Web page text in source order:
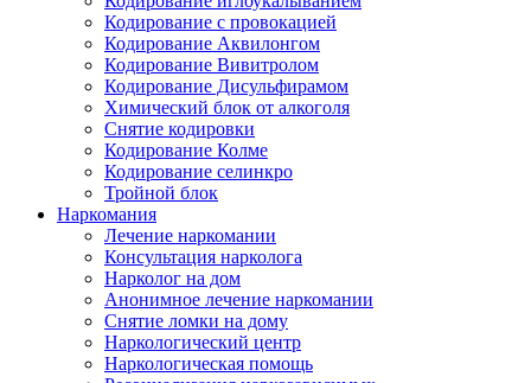
Кодирование с провокацией
Кодирование Аквилонгом
Кодирование Вивитролом
Кодирование Дисульфирамом
Химический блок от алкоголя
Снятие кодировки
Кодирование Колме
Кодирование селинкро
Тройной блок
Наркомания
Лечение наркомании
Консультация нарколога
Нарколог на дом
Анонимное лечение наркомании
Снятие ломки на дому
Наркологический центр
Наркологическая помощь